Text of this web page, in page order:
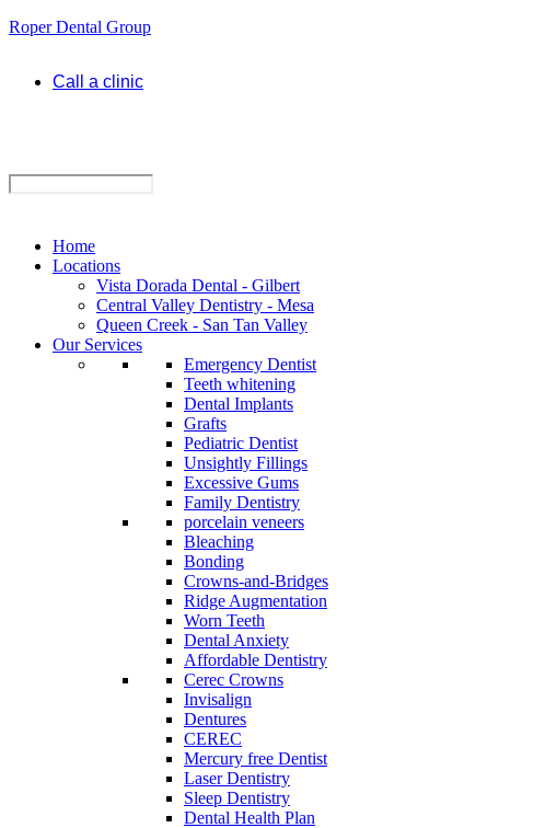
Roper Dental Group
Call a clinic
Home
Locations
Vista Dorada Dental - Gilbert
Central Valley Dentistry - Mesa
Queen Creek - San Tan Valley
Our Services
Emergency Dentist
Teeth whitening
Dental Implants
Grafts
Pediatric Dentist
Unsightly Fillings
Excessive Gums
Family Dentistry
porcelain veneers
Bleaching
Bonding
Crowns-and-Bridges
Ridge Augmentation
Worn Teeth
Dental Anxiety
Affordable Dentistry
Cerec Crowns
Invisalign
Dentures
CEREC
Mercury free Dentist
Laser Dentistry
Sleep Dentistry
Dental Health Plan